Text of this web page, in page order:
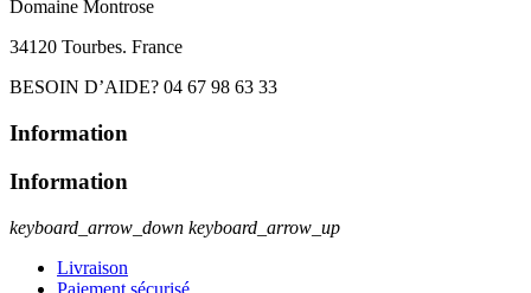
Domaine Montrose
34120 Tourbes. France
BESOIN D’AIDE? 04 67 98 63 33
Information
Information
keyboard_arrow_down keyboard_arrow_up
Livraison
Paiement sécurisé